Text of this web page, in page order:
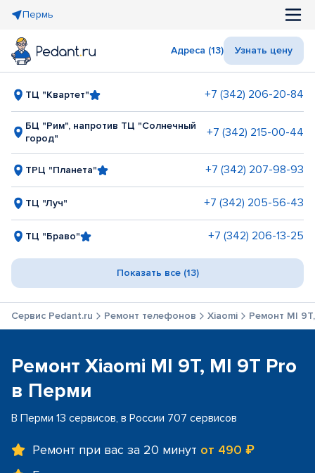
Пермь
Адреса (13) Узнать цену
ТЦ "Квартет" +7 (342) 206-20-84
БЦ "Рим", напротив ТЦ "Солнечный
город"
+7 (342) 215-00-44
ТРЦ "Планета" +7 (342) 207-98-93
ТЦ "Луч" +7 (342) 205-56-43
ТЦ "Браво" +7 (342) 206-13-25
Показать все (13)
Сервис Pedant.ru Ремонт телефонов Xiaomi Ремонт MI
Ремонт Xiaomi MI 9T, MI 9T Pro
в Перми
В Перми 13 сервисов, в России 707 сервисов
Ремонт при вас за 20 минут от 490 ₽